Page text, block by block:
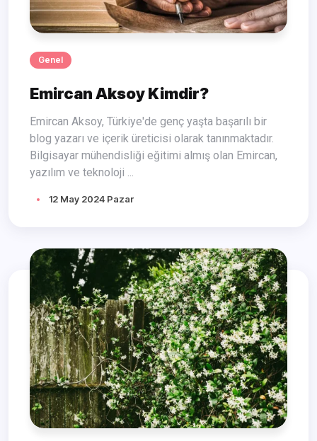
Genel
Emircan Aksoy Kimdir?
Emircan Aksoy, Türkiye'de genç yaşta başarılı bir
blog yazarı ve içerik üreticisi olarak tanınmaktadır.
Bilgisayar mühendisliği eğitimi almış olan Emircan,
yazılım ve teknoloji ...
12 May 2024 Pazar